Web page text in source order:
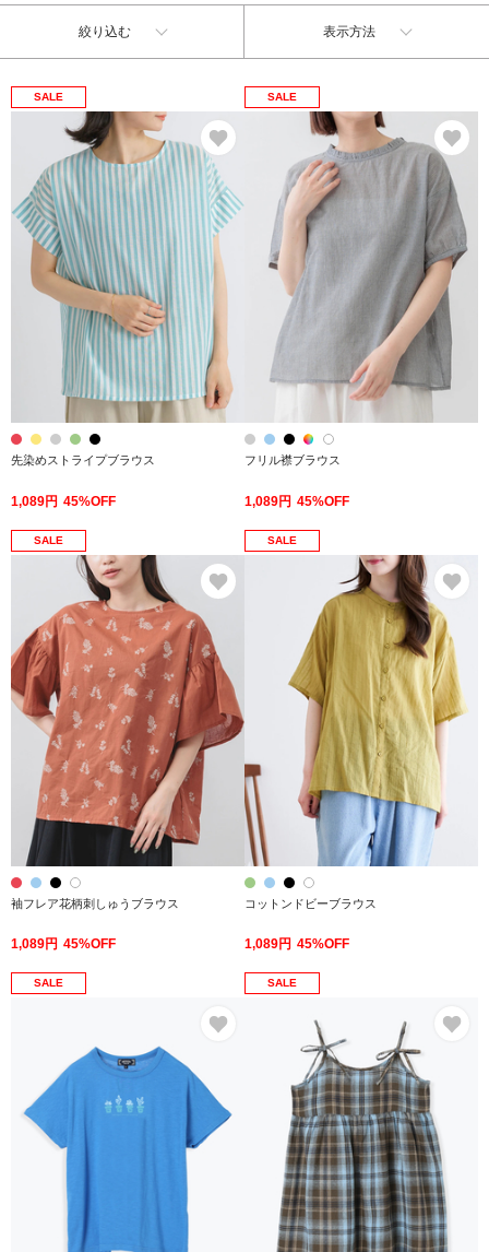
絞り込む 表示方法
SALE
先染めストライプブラウス
1,089円 45%OFF
SALE
フリル襟ブラウス
1,089円 45%OFF
SALE
袖フレア花柄刺しゅうブラウス
1,089円 45%OFF
SALE
コットンドビーブラウス
1,089円 45%OFF
SALE SALE